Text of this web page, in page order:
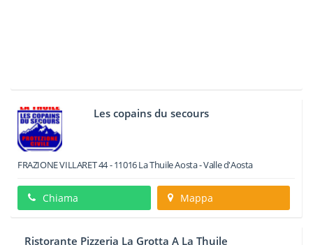
Les copains du secours
FRAZIONE VILLARET 44-11016La ThuileAosta -Valle d'Aosta
Chiama Mappa
Ristorante Pizzeria La Grotta A La Thuile